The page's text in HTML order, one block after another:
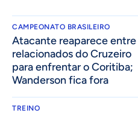
CAMPEONATO BRASILEIRO
Atacante reaparece entre
relacionados do Cruzeiro
para enfrentar o Coritiba;
Wanderson fica fora
TREINO